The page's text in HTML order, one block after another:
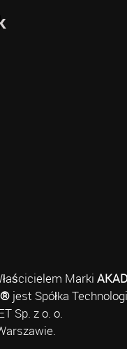
Marki
®jest Spółka
Sp. z o. o.